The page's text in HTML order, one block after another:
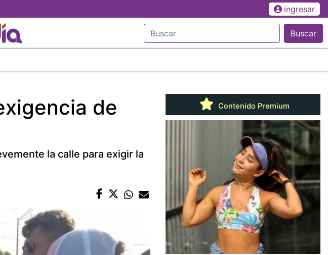
ingresar
Buscar
de
la calle para exigir la
Contenido Premium